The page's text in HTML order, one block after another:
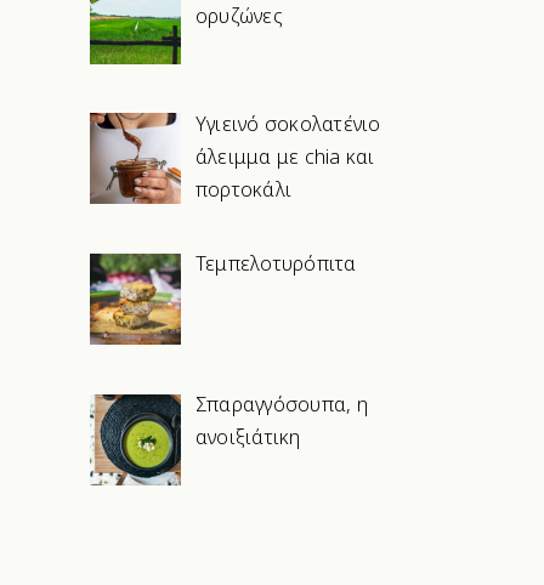
ορυζώνες
Υγιεινό σοκολατένιο
άλειμμα με chia και
πορτοκάλι
Τεμπελοτυρόπιτα
Σπαραγγόσουπα, η
ανοιξιάτικη